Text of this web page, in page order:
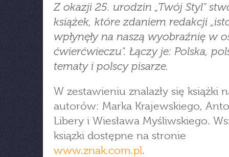
Z okazji 25. urodzin „Twój Styl"
książek, które zdaniem redakcji
wpłynęły na naszą wyobraźnię w
ćwierćwieczu". Łączy je: Polska,
tematy i polscy pisarze.
W zestawieniu znalazły się książki
autorów: Marka Krajewskiego,
Libery i Wiesława Myśliwskiego.
ksiązki dostępne na stronie
www.znak.com.pl.